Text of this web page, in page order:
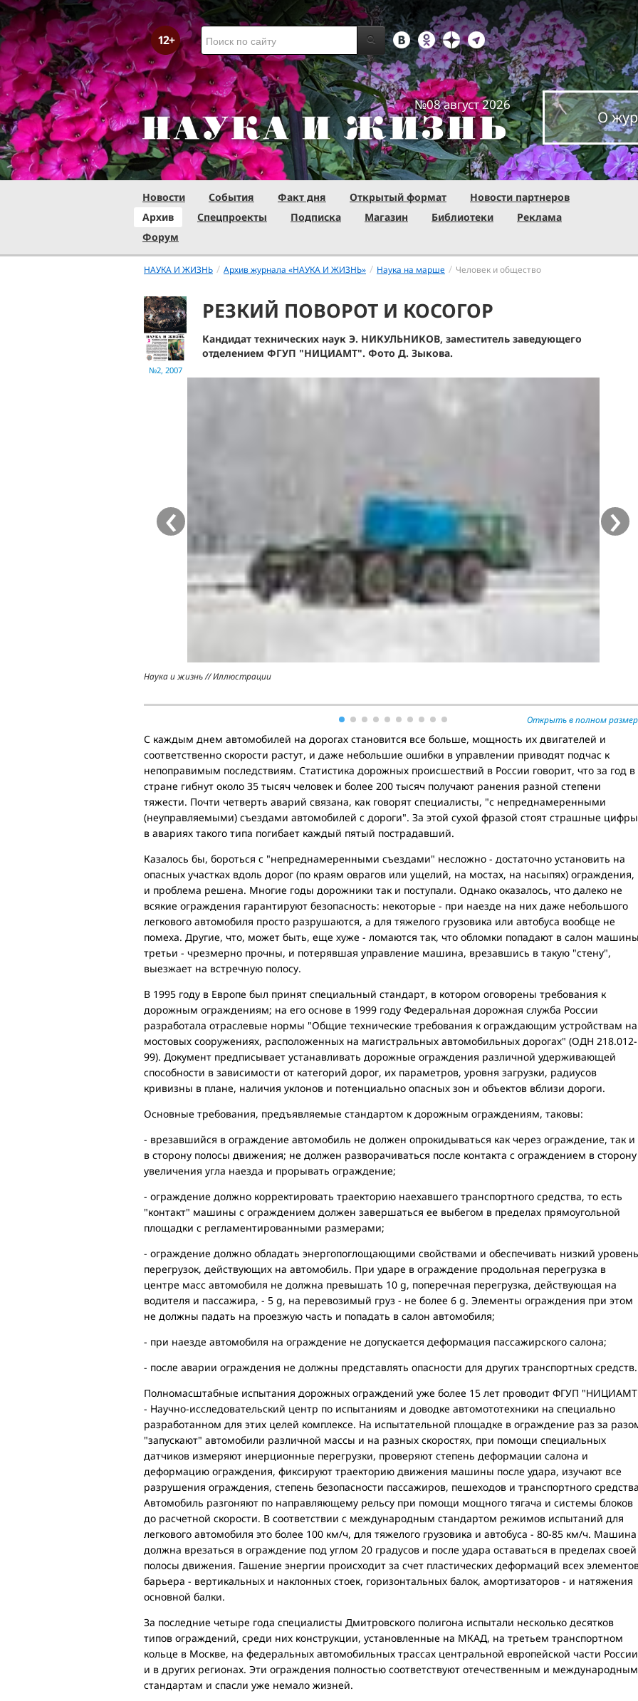
№08 август 2026
О
Новости События Факт дня Открытый формат
Новости партнеров
Архив
Спецпроекты Подписка Магазин Библиотеки
Реклама
Форум
НАУКА И ЖИЗНЬ / Архив журнала «НАУКА И ЖИЗНЬ» / Наука на марше / Человек и общество
№2, 2007
РЕЗКИЙ ПОВОРОТ И КОСОГОР
Кандидат технических наук Э. НИКУЛЬНИКОВ, заместитель заведующего
отделением ФГУП "НИЦИАМТ". Фото Д. Зыкова.
Наука и жизнь // Иллюстрации
‹ ›
Открыть в полном
С каждым днем автомобилей на дорогах становится все больше, мощность их двигателей и
соответственно скорости растут, и даже небольшие ошибки в управлении приводят подчас к
непоправимым последствиям. Статистика дорожных происшествий в России говорит, что за год в
стране гибнут около 35 тысяч человек и более 200 тысяч получают ранения разной степени
тяжести. Почти четверть аварий связана, как говорят специалисты, "с непреднамеренными
(неуправляемыми) съездами автомобилей с дороги". За этой сухой фразой стоят страшные
в авариях такого типа погибает каждый пятый пострадавший.
Казалось бы, бороться с "непреднамеренными съездами" несложно - достаточно установить на
опасных участках вдоль дорог (по краям оврагов или ущелий, на мостах, на насыпях) ограждения,
и проблема решена. Многие годы дорожники так и поступали. Однако оказалось, что далеко не
всякие ограждения гарантируют безопасность: некоторые - при наезде на них даже небольшого
легкового автомобиля просто разрушаются, а для тяжелого грузовика или автобуса вообще не
помеха. Другие, что, может быть, еще хуже - ломаются так, что обломки попадают в салон
третьи - чрезмерно прочны, и потерявшая управление машина, врезавшись в такую "стену",
выезжает на встречную полосу.
В 1995 году в Европе был принят специальный стандарт, в котором оговорены требования к
дорожным ограждениям; на его основе в 1999 году Федеральная дорожная служба России
разработала отраслевые нормы "Общие технические требования к ограждающим устройствам на
мостовых сооружениях, расположенных на магистральных автомобильных дорогах" (ОДН 218.012-
99). Документ предписывает устанавливать дорожные ограждения различной удерживающей
способности в зависимости от категорий дорог, их параметров, уровня загрузки, радиусов
кривизны в плане, наличия уклонов и потенциально опасных зон и объектов вблизи дороги.
Основные требования, предъявляемые стандартом к дорожным ограждениям, таковы:
- врезавшийся в ограждение автомобиль не должен опрокидываться как через ограждение, так и
в сторону полосы движения; не должен разворачиваться после контакта с ограждением в сторону
увеличения угла наезда и прорывать ограждение;
- ограждение должно корректировать траекторию наехавшего транспортного средства, то есть
"контакт" машины с ограждением должен завершаться ее выбегом в пределах прямоугольной
площадки с регламентированными размерами;
- ограждение должно обладать энергопоглощающими свойствами и обеспечивать низкий уровень
перегрузок, действующих на автомобиль. При ударе в ограждение продольная перегрузка в
центре масс автомобиля не должна превышать 10 g, поперечная перегрузка, действующая на
водителя и пассажира, - 5 g, на перевозимый груз - не более 6 g. Элементы ограждения при этом
не должны падать на проезжую часть и попадать в салон автомобиля;
- при наезде автомобиля на ограждение не допускается деформация пассажирского салона;
- после аварии ограждения не должны представлять опасности для других транспортных средств.
Полномасштабные испытания дорожных ограждений уже более 15 лет проводит ФГУП
- Научно-исследовательский центр по испытаниям и доводке автомототехники на специально
разработанном для этих целей комплексе. На испытательной площадке в ограждение раз за
"запускают" автомобили различной массы и на разных скоростях, при помощи специальных
датчиков измеряют инерционные перегрузки, проверяют степень деформации салона и
деформацию ограждения, фиксируют траекторию движения машины после удара, изучают все
разрушения ограждения, степень безопасности пассажиров, пешеходов и транспортного
Автомобиль разгоняют по направляющему рельсу при помощи мощного тягача и системы блоков
до расчетной скорости. В соответствии с международным стандартом режимов испытаний для
легкового автомобиля это более 100 км/ч, для тяжелого грузовика и автобуса - 80-85 км/ч. Машина
должна врезаться в ограждение под углом 20 градусов и после удара оставаться в пределах своей
полосы движения. Гашение энергии происходит за счет пластических деформаций всех
барьера - вертикальных и наклонных стоек, горизонтальных балок, амортизаторов - и натяжения
основной балки.
За последние четыре года специалисты Дмитровского полигона испытали несколько десятков
типов ограждений, среди них конструкции, установленные на МКАД, на третьем транспортном
кольце в Москве, на федеральных автомобильных трассах центральной европейской части России
и в других регионах. Эти ограждения полностью соответствуют отечественным и международным
стандартам и спасли уже немало жизней.